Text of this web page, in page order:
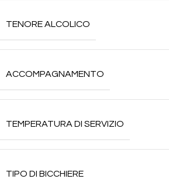
TENORE ALCOLICO
ACCOMPAGNAMENTO
TEMPERATURA DI SERVIZIO
TIPO DI BICCHIERE